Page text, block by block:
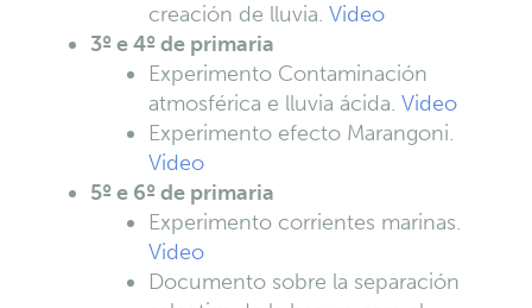
creación de lluvia. Video
3º e 4º de primaria
Experimento Contaminación
atmosférica e lluvia ácida. Video
Experimento efecto Marangoni.
Video
5º e 6º de primaria
Experimento corrientes marinas.
Video
Documento sobre la separación